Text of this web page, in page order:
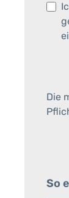
Die
So